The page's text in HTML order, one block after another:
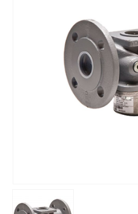
YERDEN ISITMA